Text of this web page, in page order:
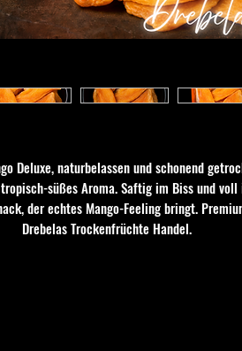
Deluxe, naturbelassen und schonend
süßes Aroma. Saftig im Biss und
der echtes Mango-Feeling bringt.
Drebelas Trockenfrüchte Handel.